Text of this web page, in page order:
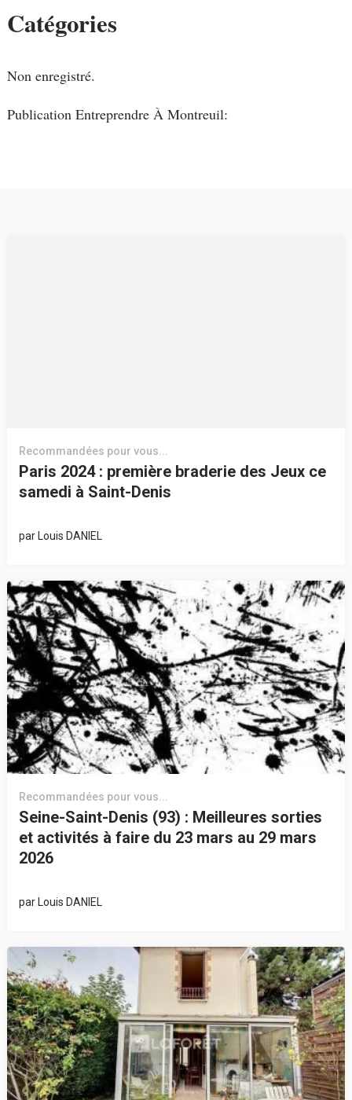
Catégories
Non enregistré.
Publication Entreprendre À Montreuil:
Recommandées pour vous...
Paris 2024 : première braderie des Jeux ce
samedi à Saint-Denis
par Louis DANIEL
Recommandées pour vous...
Seine-Saint-Denis (93) : Meilleures sorties
et activités à faire du 23 mars au 29 mars
2026
par Louis DANIEL